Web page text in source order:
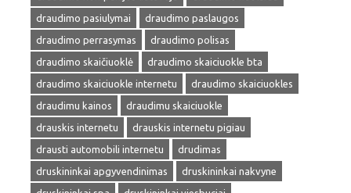
draudimo pasiulymai
draudimo paslaugos
draudimo perrasymas
draudimo polisas
draudimo skaičiuoklė
draudimo skaiciuokle bta
draudimo skaiciuokle internetu
draudimo skaiciuokles
draudimu kainos
draudimu skaiciuokle
drauskis internetu
drauskis internetu pigiau
drausti automobili internetu
drudimas
druskininkai apgyvendinimas
druskininkai nakvyne